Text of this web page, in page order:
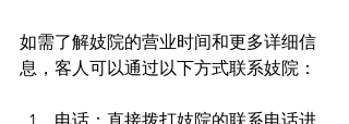
如需了解妓院的营业时间和更多详细信
电话：直接拨打妓院的联系电话进